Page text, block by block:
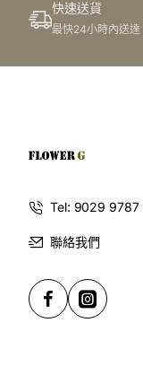
Packing
快速送貨
最快24小時內送達
Tel: 9029 9787
聯絡我們